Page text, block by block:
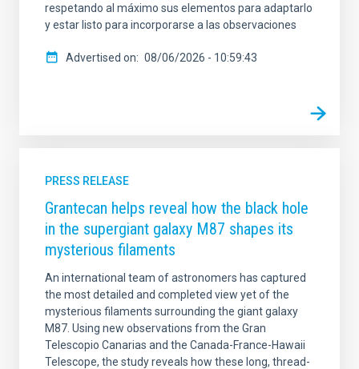
respetando al máximo sus elementos para adaptarlo
y estar listo para incorporarse a las observaciones
Advertised on 08/06/2026 - 10:59:43
PRESS RELEASE
Grantecan helps reveal how the black hole
in the supergiant galaxy M87 shapes its
mysterious filaments
An international team of astronomers has captured
the most detailed and completed view yet of the
mysterious filaments surrounding the giant galaxy
M87. Using new observations from the Gran
Telescopio Canarias and the Canada-France-Hawaii
Telescope, the study reveals how these long, thread-